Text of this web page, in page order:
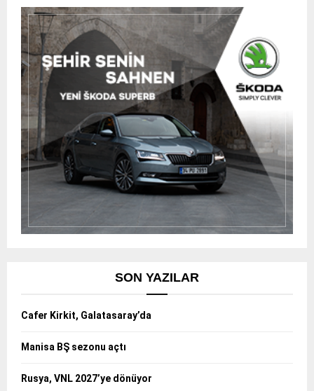
SON YAZILAR
Cafer Kirkit, Galatasaray’da
Manisa BŞ sezonu açtı
Rusya, VNL 2027’ye dönüyor